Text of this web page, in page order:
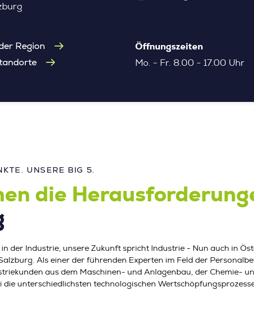
Region
Öffnungszeiten
Mo. - Fr. 8.00 - 17.00 Uhr
UNSERE BIG 5.
die
der Industrie, unsere Zukunft spricht Industrie - Nun auch in
Als einer der führenden Experten im Feld der
aus dem Maschinen- und Anlagenbau, der Chemie-
die unterschiedlichsten technologischen